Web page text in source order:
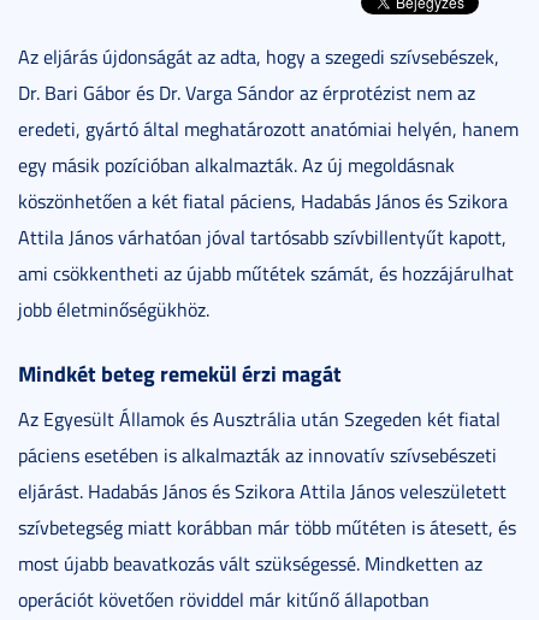
Az eljárás újdonságát az adta, hogy a szegedi szívsebészek,
Dr. Bari Gábor és Dr. Varga Sándor az érprotézist nem az
eredeti, gyártó által meghatározott anatómiai helyén, hanem
egy másik pozícióban alkalmazták. Az új megoldásnak
köszönhetően a két fiatal páciens, Hadabás János és Szikora
Attila János várhatóan jóval tartósabb szívbillentyűt kapott,
ami csökkentheti az újabb műtétek számát, és hozzájárulhat
jobb életminőségükhöz.
Mindkét beteg remekül érzi magát
Az Egyesült Államok és Ausztrália után Szegeden két fiatal
páciens esetében is alkalmazták az innovatív szívsebészeti
eljárást. Hadabás János és Szikora Attila János veleszületett
szívbetegség miatt korábban már több műtéten is átesett, és
most újabb beavatkozás vált szükségessé. Mindketten az
operációt követően röviddel már kitűnő állapotban